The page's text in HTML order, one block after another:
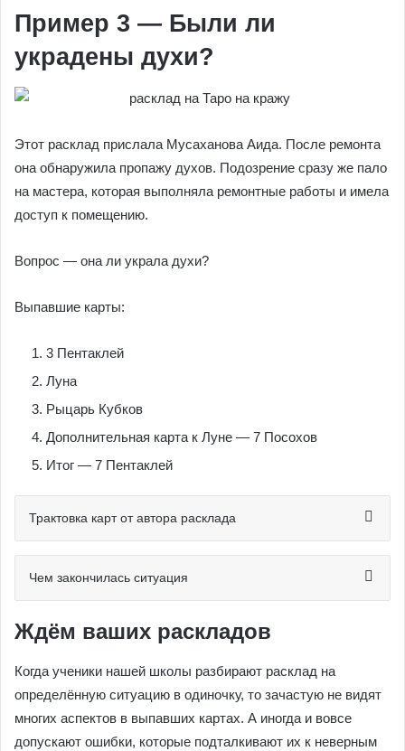
Пример 3 — Были ли
украдены духи?
Этот расклад прислала Мусаханова Аида. После ремонта
она обнаружила пропажу духов. Подозрение сразу же пало
на мастера, которая выполняла ремонтные работы и имела
доступ к помещению.
Вопрос — она ли украла духи?
Выпавшие карты:
3 Пентаклей
Луна
Рыцарь Кубков
Дополнительная карта к Луне — 7 Посохов
Итог — 7 Пентаклей
Трактовка карт от автора расклада
Чем закончилась ситуация
Ждём ваших раскладов
Когда ученики нашей школы разбирают расклад на
определённую ситуацию в одиночку, то зачастую не видят
многих аспектов в выпавших картах. А иногда и вовсе
допускают ошибки, которые подталкивают их к неверным